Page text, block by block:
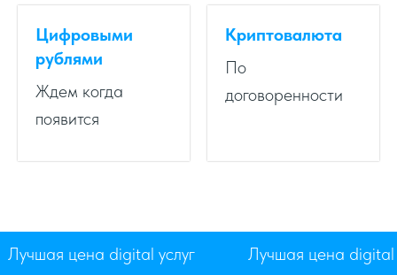
Цифровыми
рублями
Ждем когда
появится
Криптовалюта
По
договоренности
Лучшая цена digital услуг Лучшая цена